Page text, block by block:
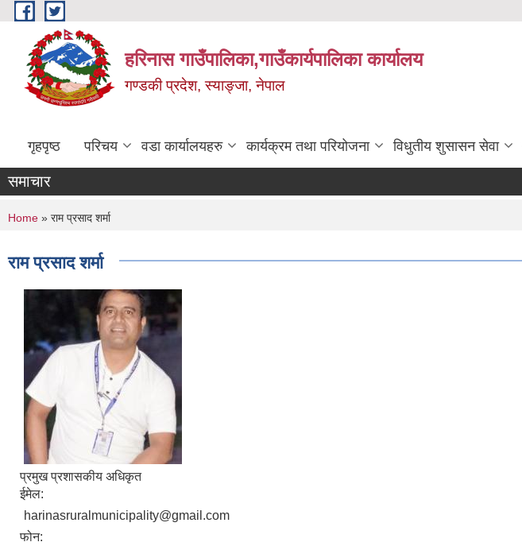
Skip to main content
हरिनास गाउँपालिका,गाउँकार्यपालिका कार्यालय
गण्डकी प्रदेश, स्याङ्जा, नेपाल
गृहपृष्ठ परिचय वडा कार्यालयहरु कार्यक्रम तथा परियोजना विधुतीय शुसासन सेवा
समाचार
You are here
Home » राम प्रसाद शर्मा
राम प्रसाद शर्मा
प्रमुख प्रशासकीय अधिकृत
ईमेल:
harinasruralmunicipality@gmail.com
फोन: